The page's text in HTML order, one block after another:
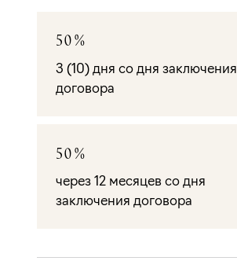
50%
3 (10) дня со дня заключения
договора
50%
через 12 месяцев со дня
заключения договора